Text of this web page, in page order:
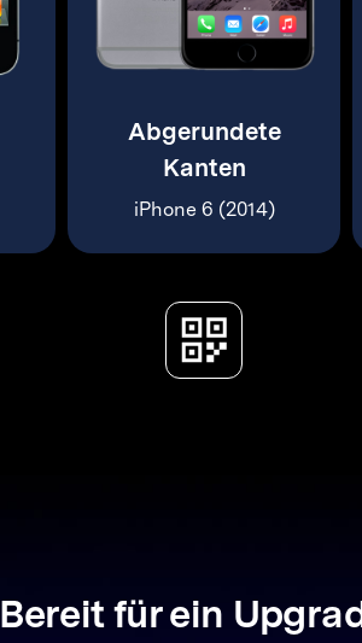
Abgerundete
Kanten
iPhone 6 (2014)
Runde Aluminiumkanten
Bereit für ein